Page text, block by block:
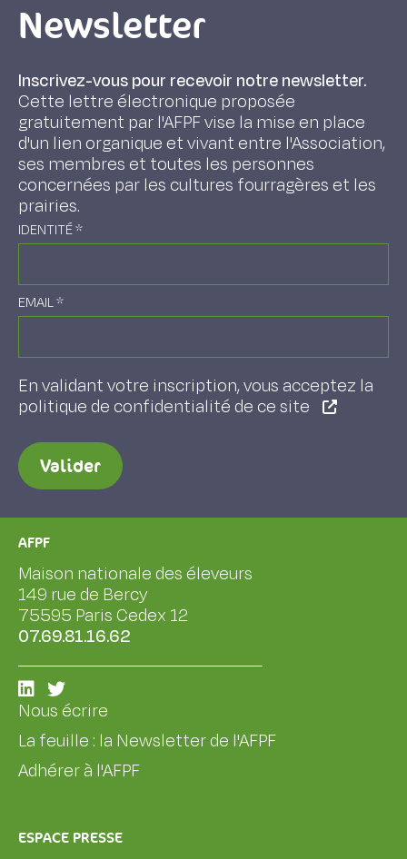
Newsletter
Inscrivez-vous pour recevoir notre newsletter.
Cette lettre électronique proposée
gratuitement par l'AFPF vise la mise en place
d'un lien organique et vivant entre l'Association,
ses membres et toutes les personnes
concernées par les cultures fourragères et les
prairies.
IDENTITÉ*
EMAIL*
En validant votre inscription, vous acceptez la
politique de confidentialité de ce site
Valider
AFPF
Maison nationale des éleveurs
149 rue de Bercy
75595 Paris Cedex 12
07.69.81.16.62
Nous écrire
La feuille : la Newsletter de l'AFPF
Adhérer à l'AFPF
ESPACE PRESSE